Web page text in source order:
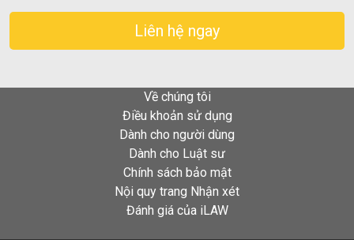
Liên hệ ngay
Về chúng tôi
Điều khoản sử dụng
Dành cho người dùng
Dành cho Luật sư
Chính sách bảo mật
Nội quy trang Nhận xét
Đánh giá của iLAW